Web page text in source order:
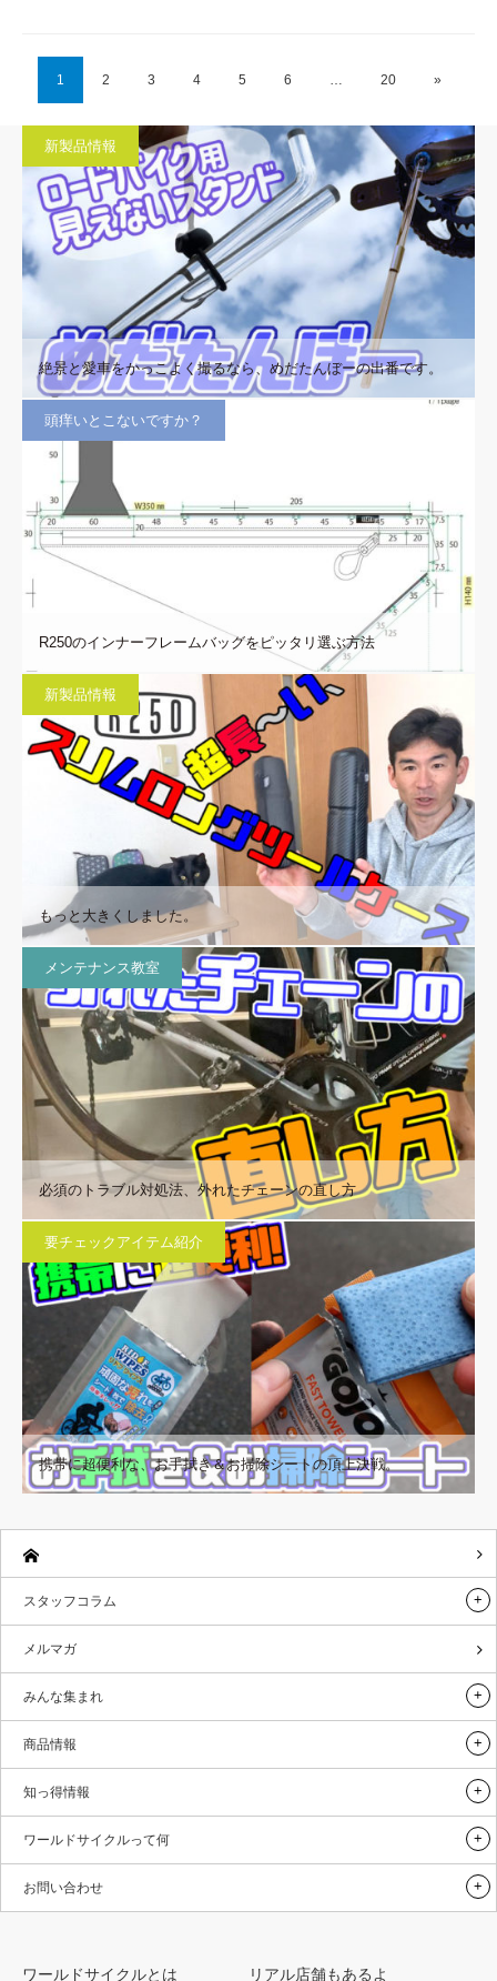
1 2 3 4 5 6 … 20 »
新製品情報
絶景と愛車をかっこよく撮るなら、めだたんぼーの出番です。
頭痒いとこないですか？
R250のインナーフレームバッグをピッタリ選ぶ方法
新製品情報
もっと大きくしました。
メンテナンス教室
必須のトラブル対処法、外れたチェーンの直し方
要チェックアイテム紹介
携帯に超便利な、お手拭き＆お掃除シートの頂上決戦。
スタッフコラム
メルマガ
みんな集まれ
商品情報
知っ得情報
ワールドサイクルって何
お問い合わせ
ワールドサイクルとは リアル店舗もあるよ